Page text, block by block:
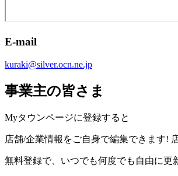
E-mail
kuraki@silver.ocn.ne.jp
事業主の皆さま
Myタウンページに登録すると
店舗/企業情報をご自身で編集できます!
無料登録で、いつでも何度でも自由に更